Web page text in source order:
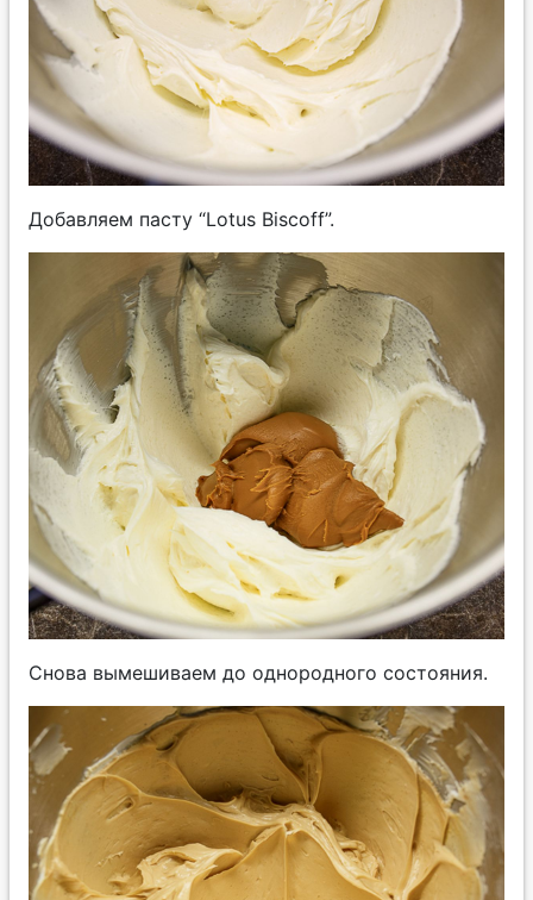
Добавляем пасту “Lotus Bisсoff”.
Снова вымешиваем до однородного состояния.